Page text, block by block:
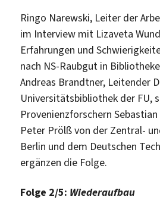
Ringo Narewski, Leiter der
im Interview mit Lizaveta
Erfahrungen und
nach NS-Raubgut in
Andreas Brandtner, Leitender
Universitätsbibliothek der FU,
Provenienzforschern
Peter Prölß von der Zentral-
Berlin und dem Deutschen
ergänzen die Folge.
Folge 2/5: Wiederaufbau